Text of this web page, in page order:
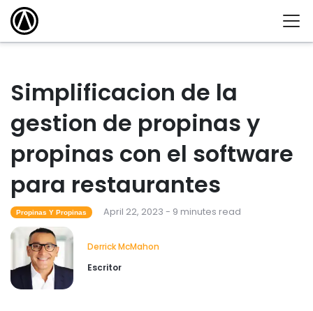
Simplificacion de la
gestion de propinas y
propinas con el software
para restaurantes
Propinas Y Propinas April 22, 2023 - 9 minutes read
Derrick McMahon
Escritor